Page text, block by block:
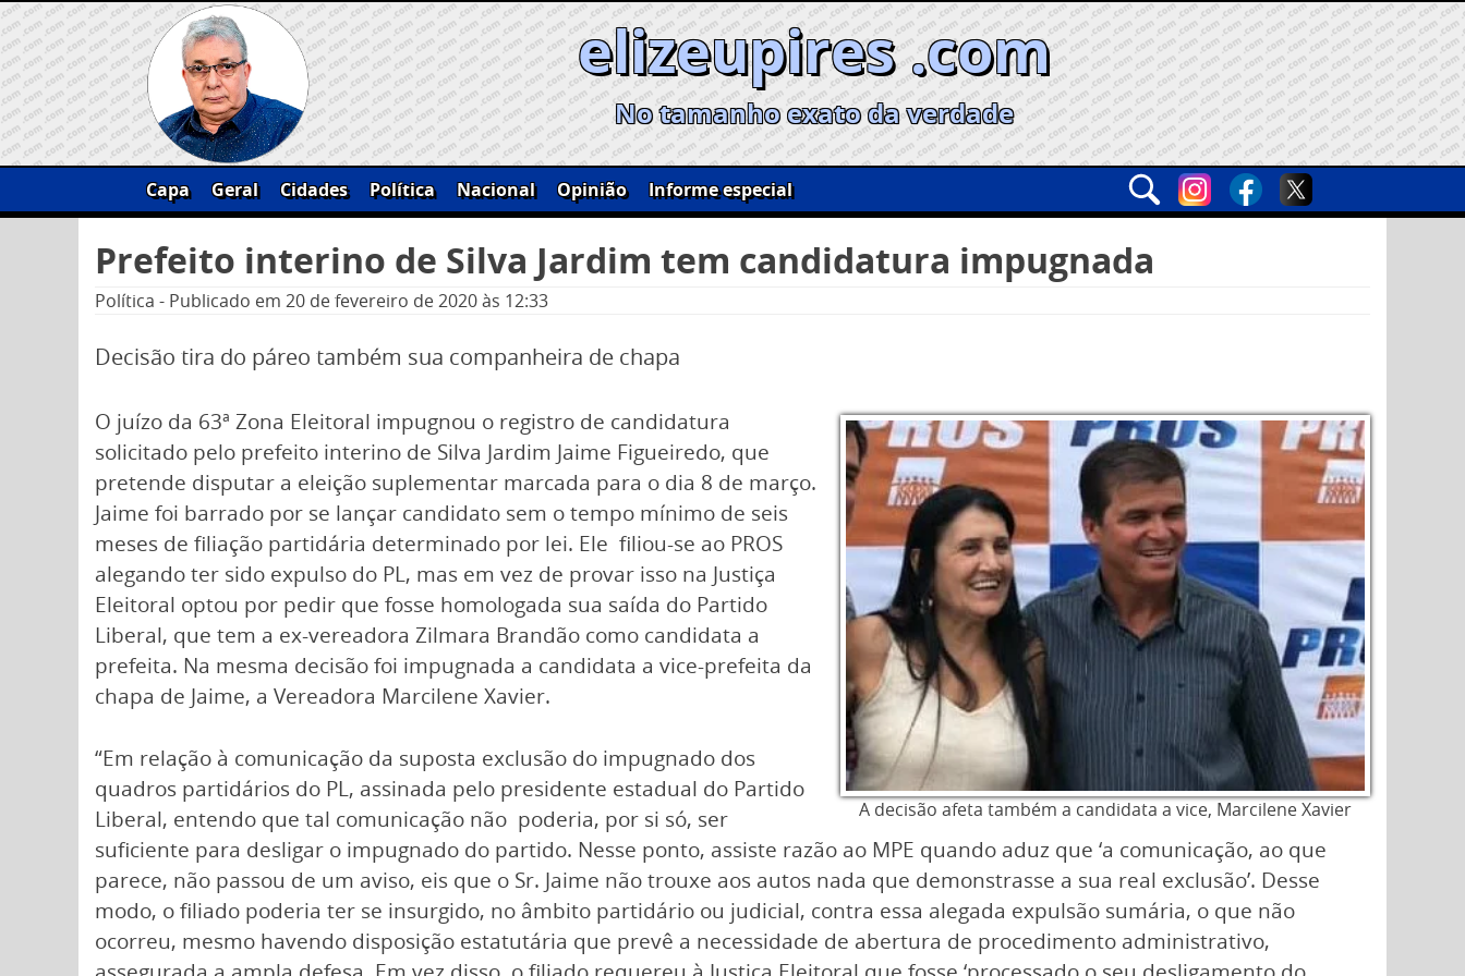
Skip
to
content
elizeupires .com
No tamanho exato da verdade
Capa Geral Cidades Política Nacional Opinião
Informe especial
por:
Prefeito interino de Silva Jardim tem candidatura impugnada
Política - Publicado em 20 de fevereiro de 2020às 12:33
Decisão tira do páreo também sua companheira de chapa
A decisão afeta também a candidata a vice, Marcilene Xavier
O juízo da 63ª Zona Eleitoral impugnou o registro de candidatura
solicitado pelo prefeito interino de Silva Jardim Jaime Figueiredo, que
pretende disputar a eleição suplementar marcada para o dia 8 de março.
Jaime foi barrado por se lançar candidato sem o tempo mínimo de seis
meses de filiação partidária determinado por lei. Ele filiou-se ao PROS
alegando ter sido expulso do PL, mas em vez de provar isso na Justiça
Eleitoral optou por pedir que fosse homologada sua saída do Partido
Liberal, que tem a ex-vereadora Zilmara Brandão como candidata a
prefeita. Na mesma decisão foi impugnada a candidata a vice-prefeita da
chapa de Jaime, a Vereadora Marcilene Xavier.
“Em relação à comunicação da suposta exclusão do impugnado dos
quadros partidários do PL, assinada pelo presidente estadual do Partido
Liberal, entendo que tal comunicação não poderia, por si só, ser
suficiente para desligar o impugnado do partido. Nesse ponto, assiste razão ao MPE quando aduz que ‘a comunicação, ao que
parece, não passou de um aviso, eis que o Sr. Jaime não trouxe aos autos nada que demonstrasse a sua real exclusão’. Desse
modo, o filiado poderia ter se insurgido, no âmbito partidário ou judicial, contra essa alegada expulsão sumária, o que não
ocorreu, mesmo havendo disposição estatutária que prevê a necessidade de abertura de procedimento administrativo,